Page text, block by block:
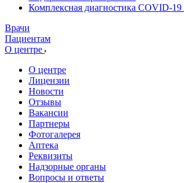
Комплексная диагностика COVID-
Врачи
Пациентам
О центре
О центре
Лицензии
Новости
Отзывы
Вакансии
Партнеры
Фотогалерея
Аптека
Реквизиты
Надзорные органы
Вопросы и ответы